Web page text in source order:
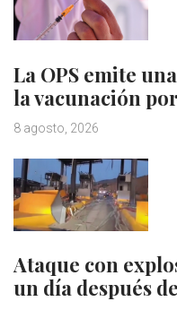
La OPS emite
la vacunación
8 agosto, 2026
Ataque con
un día después